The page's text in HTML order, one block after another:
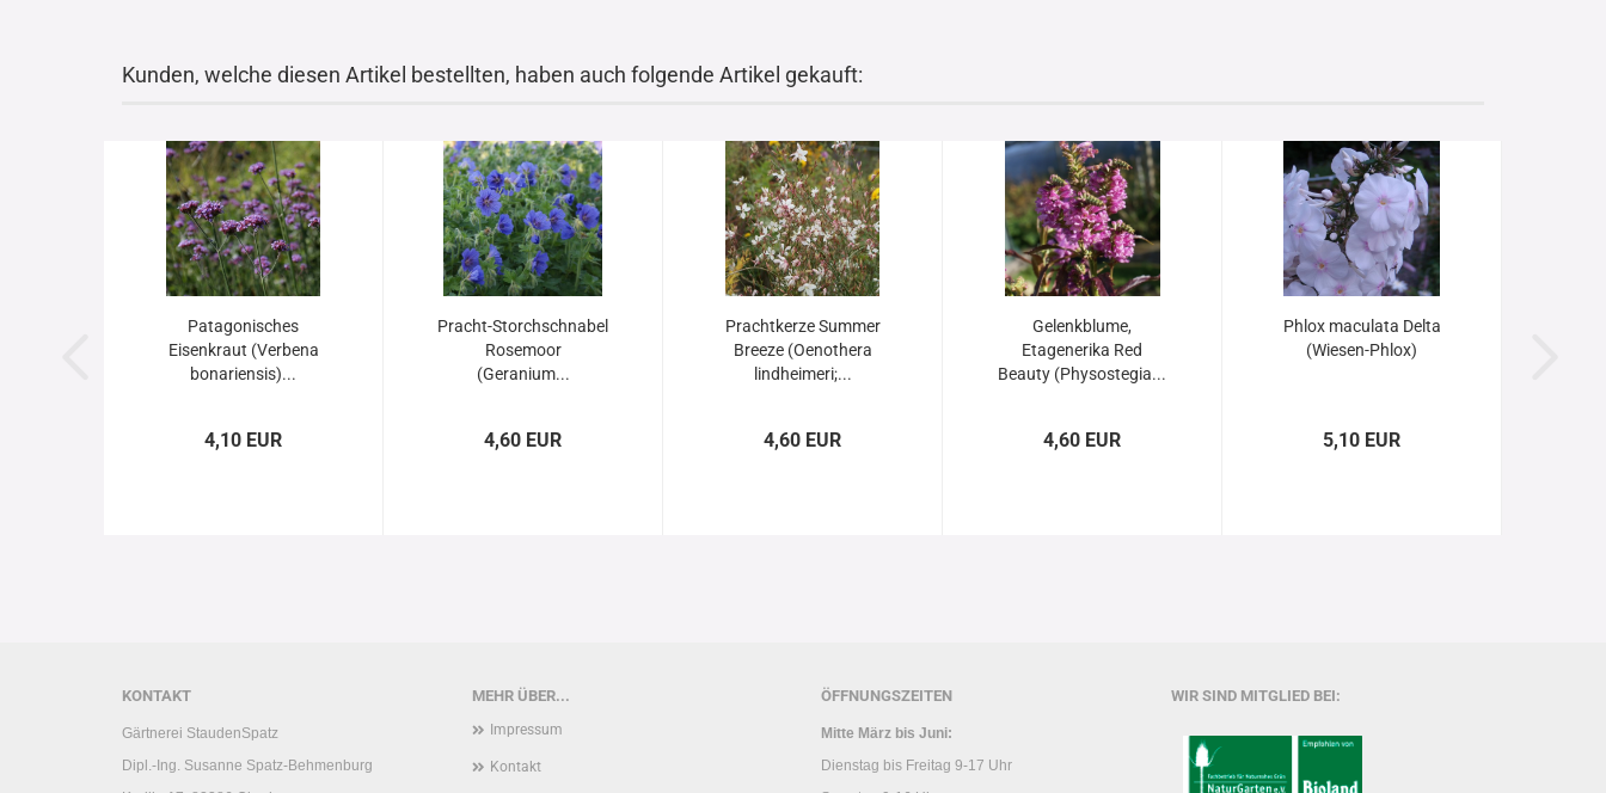
Kunden, welche diesen Artikel bestellten, haben auch folgende Artikel gekauft:
Patagonisches
Eisenkraut (Verbena
bonariensis)...
4,10 EUR
Pracht-Storchschnabel
Rosemoor
(Geranium...
4,60 EUR
Prachtkerze Summer
Breeze (Oenothera
lindheimeri;...
4,60 EUR
Gelenkblume,
Etagenerika Red
Beauty (Physostegia...
4,60 EUR
Phlox maculata Delta
(Wiesen-Phlox)
5,10 EUR
MEHR ÜBER...
Impressum
Kontakt
ÖFFNUNGSZEITEN
Mitte März bis Juni:
Dienstag bis Freitag 9-17 Uhr
WIR SIND MITGLIED BEI:
KONTAKT
Gärtnerei StaudenSpatz
Dipl.-Ing. Susanne Spatz-Behmenburg